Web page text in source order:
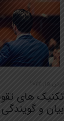
ژوئن 15, 2022
تکنیک های
بیان و گویندگی